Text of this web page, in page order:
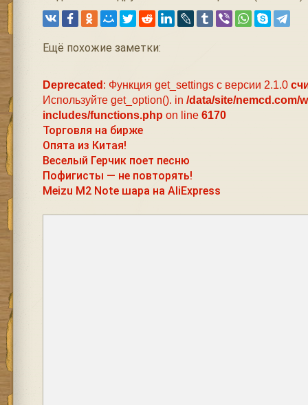
Ещё похожие заметки:
Deprecated : Функция get_settings с версии 2.1.0
Используйте get_option(). in /data/site/nemcd.com/
includes/functions.php on line 6170
Торговля на бирже
Опята из Китая!
Веселый Герчик поет песню
Пофигисты — не повторять!
Meizu M2 Note шара на AliExpress